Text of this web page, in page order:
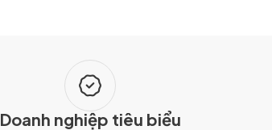
Doanh nghiệp tiêu biểu